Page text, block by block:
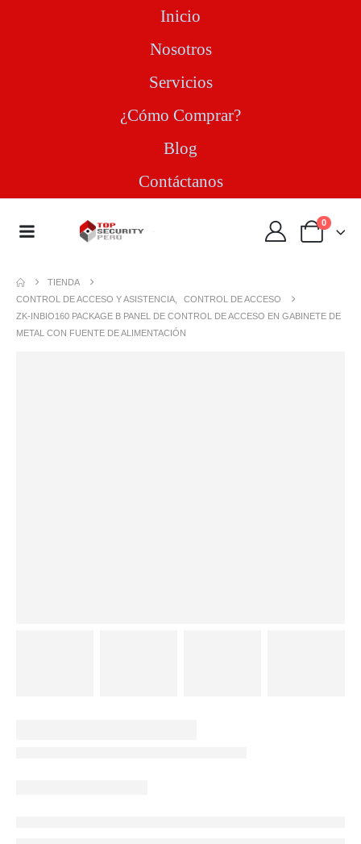
Inicio
Nosotros
Servicios
¿Cómo Comprar?
Blog
Contáctanos
0
TIENDA
CONTROL DE ACCESO Y ASISTENCIA
CONTROL DE ACCESO
ZK-INBIO160 PACKAGE B PANEL DE CONTROL DE ACCESO EN GABINETE DE
METAL CON FUENTE DE ALIMENTACIÓN